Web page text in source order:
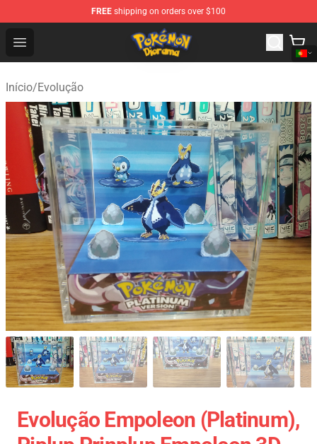
FREE shipping on orders over $100
Open menu
Pokemon Diorama Shop - The Best Store of Pokemon
Início/Evolução
Evolução Empoleon (Platinum),